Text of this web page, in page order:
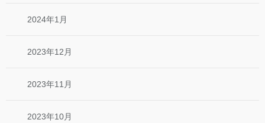
2024年1月
2023年12月
2023年11月
2023年10月